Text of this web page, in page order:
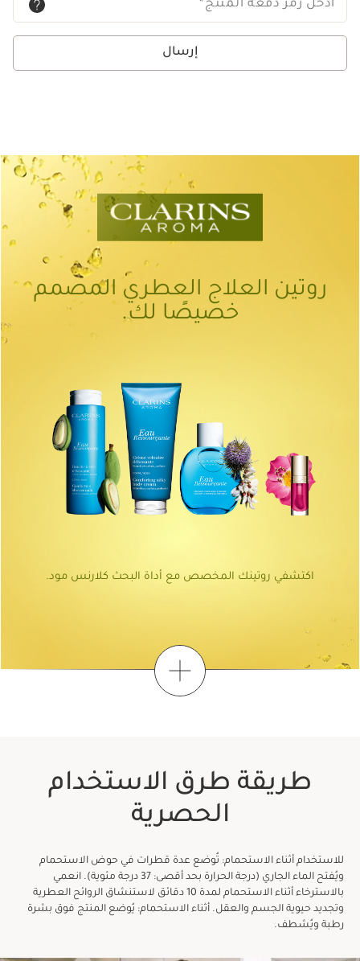
أدخل رمز دفعة المنتج*
إرسال
روتين العلاج العطري المصمم
خصيصًا لك.
اكتشفي روتينك المخصص مع أداة البحث كلارنس مود.
متى تحبين أن تمنحي نفسكِ وقتًا؟
في الصباح الباكر
اكتشِفي
طريقة طرق الاستخدام
الحصرية
للاستخدام أثناء الاستحمام: تُوضع عدة قطرات في حوض الاستحمام
ويُفتح الماء الجاري (درجة الحرارة بحد أقصى: 37 درجة مئوية). انعمي
بالاسترخاء أثناء الاستحمام لمدة 10 دقائق لاستنشاق الروائح العطرية
وتجديد حيوية الجسم والعقل. أثناء الاستحمام: يُوضع المنتج فوق بشرة
رطبة ويُشطف.